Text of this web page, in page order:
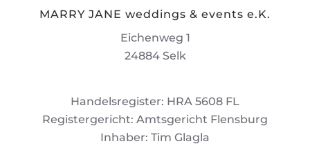
MARRY JANE weddings & events e.K.
Eichenweg 1
24884 Selk
Handelsregister: HRA 5608 FL
Registergericht: Amtsgericht Flensburg
Inhaber: Tim Glagla